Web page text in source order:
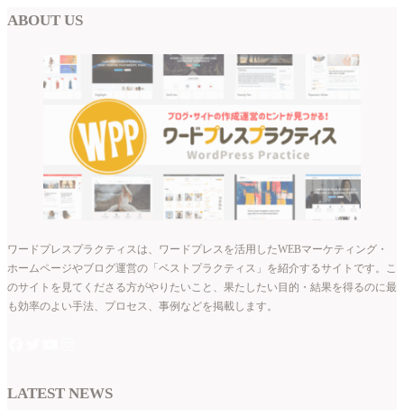
ABOUT US
ワードプレスプラクティスは、ワードプレスを活用したWEBマーケティング・
ホームページやブログ運営の「ベストプラクティス」を紹介するサイトです。こ
のサイトを見てくださる方がやりたいこと、果たしたい目的・結果を得るのに最
も効率のよい手法、プロセス、事例などを掲載します。
LATEST NEWS